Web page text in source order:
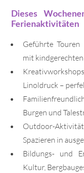
Dieses
Ferienaktivitäten
Geführte Touren
mit
Linoldruck –
Burgen und
Outdoor-
Spazieren in
Bildungs- und
Kultur,